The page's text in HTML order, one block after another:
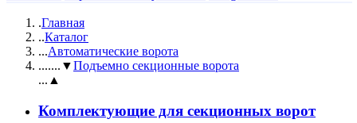
.Главная
..Каталог
...Автоматические ворота
.......▼Подъемно секционные ворота
...▲
Комплектующие для секционных ворот